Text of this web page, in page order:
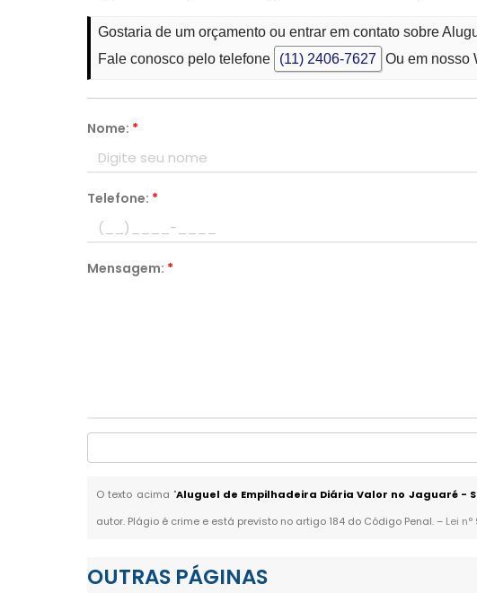
Gostaria de um orçamento ou entrar em contato sobre
Fale conosco pelo telefone
(11) 2406-7627 Ou em nosso
Nome: *
Telefone: *
Mensagem: *
O texto acima "Aluguel de Empilhadeira Diária Valor no Jaguaré -
autor. Plágio é crime e está previsto no artigo 184 do Código Penal. – Lei
OUTRAS PÁGINAS